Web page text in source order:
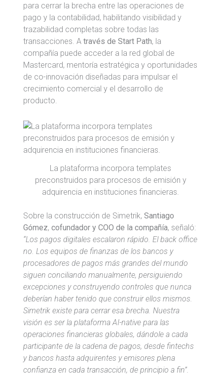
para cerrar la brecha entre las operaciones de
pago y la contabilidad, habilitando visibilidad y
trazabilidad completas sobre todas las
transacciones. Através de Start Path, la
compañía puede acceder a la red global de
Mastercard, mentoría estratégica y oportunidades
de co-innovación diseñadas para impulsar el
crecimiento comercial y el desarrollo de
producto.
La plataforma incorpora templates
preconstruidos para procesos de emisión y
adquirencia en instituciones financieras.
Sobre la construcción de Simetrik,Santiago
Gómez,cofundador y COO de la compañía, señaló:
“Los pagos digitales escalaron rápido. El back office
no. Los equipos de finanzas de los bancos y
procesadores de pagos más grandes del mundo
siguen conciliando manualmente, persiguiendo
excepciones y construyendo controles que nunca
deberían haber tenido que construir ellos mismos.
Simetrik existe para cerrar esa brecha. Nuestra
visión es ser la plataforma AI-native para las
operaciones financieras globales, dándole a cada
participante de la cadena de pagos, desde fintechs
y bancos hasta adquirentes y emisores plena
confianza en cada transacción, de principio a fin”.